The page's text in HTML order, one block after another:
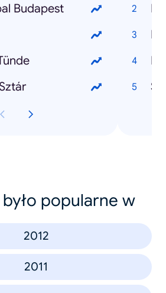
Budapest
popularne w
2012
2011